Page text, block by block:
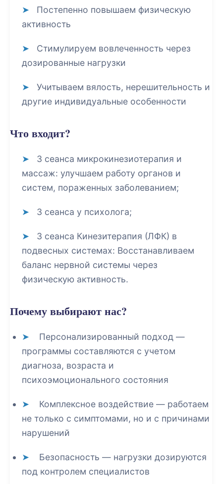
Постепенно повышаем физическую
активность
Стимулируем вовлеченность через
дозированные нагрузки
Учитываем вялость, нерешительность и
другие индивидуальные особенности
Что входит?
3 сеанса микрокинезиотерапия и
массаж: улучшаем работу органов и
систем, пораженных заболеванием;
3 сеанса у психолога;
3 сеанса Кинезитерапия (ЛФК) в
подвесных системах: Восстанавливаем
баланс нервной системы через
физическую активность.
Почему выбирают нас?
Персонализированный подход —
программы составляются с учетом
диагноза, возраста и
психоэмоционального состояния
Комплексное воздействие — работаем
не только с симптомами, но и с причинами
нарушений
Безопасность — нагрузки дозируются
под контролем специалистов